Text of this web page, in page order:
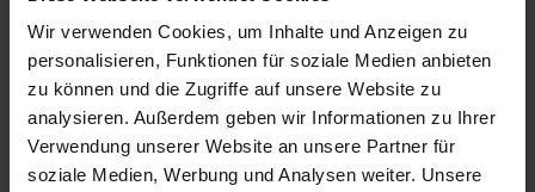
Wir verwenden Cookies, um Inhalte und Anzeigen zu
personalisieren, Funktionen für soziale Medien anbieten
zu können und die Zugriffe auf unsere Website zu
analysieren. Außerdem geben wir Informationen zu Ihrer
Verwendung unserer Website an unsere Partner für
soziale Medien, Werbung und Analysen weiter. Unsere